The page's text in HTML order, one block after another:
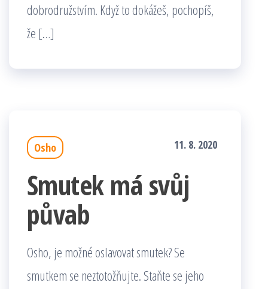
dobrodružstvím. Když to dokážeš, pochopíš,
že […]
Osho 11. 8. 2020
Smutek má svůj
půvab
Osho, je možné oslavovat smutek? Se
smutkem se neztotožňujte. Staňte se jeho